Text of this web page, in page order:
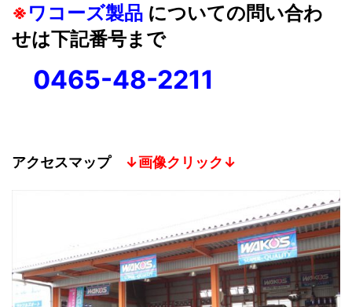
※ワコーズ製品 についての問い合わ
せは下記番号まで
0465-48-2211
アクセスマップ ↓画像クリック↓